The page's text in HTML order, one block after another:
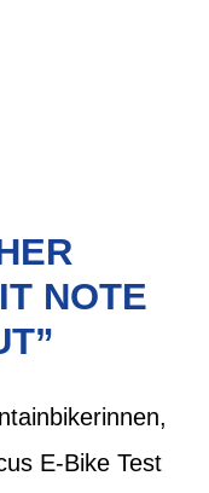
NOTE ”
E-Bike Test